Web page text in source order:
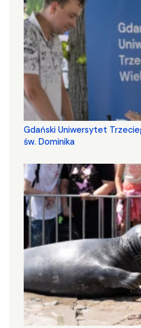
Gdański Uniwersytet
św. Dominika